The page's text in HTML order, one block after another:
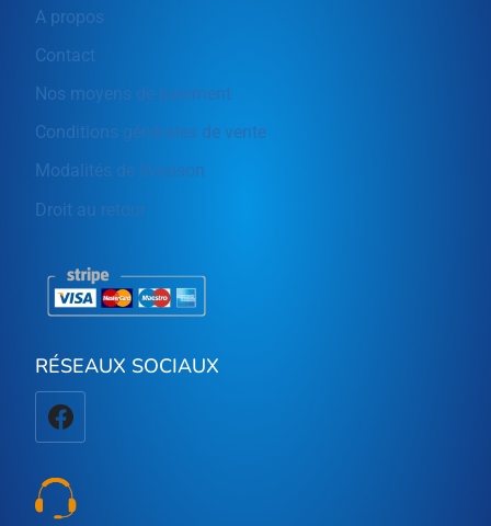
A propos
Contact
Nos moyens de paiement
Conditions générales de vente
Modalités de livraison
Droit au retour
RÉSEAUX SOCIAUX